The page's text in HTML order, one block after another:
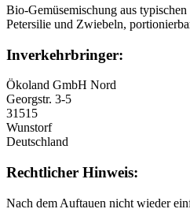
Bio-Gemüsemischung aus
Petersilie und Zwiebeln,
Inverkehrbringer:
Ökoland GmbH Nord
Georgstr. 3-5
31515
Wunstorf
Deutschland
Rechtlicher Hinweis:
Nach dem Auftauen nicht wieder